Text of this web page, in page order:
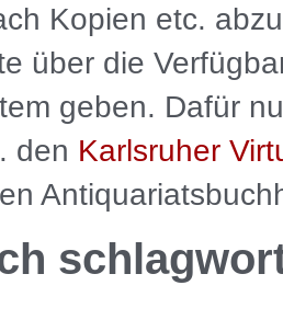
Kopien etc.
über die
geben. Dafür
den Karlsruher